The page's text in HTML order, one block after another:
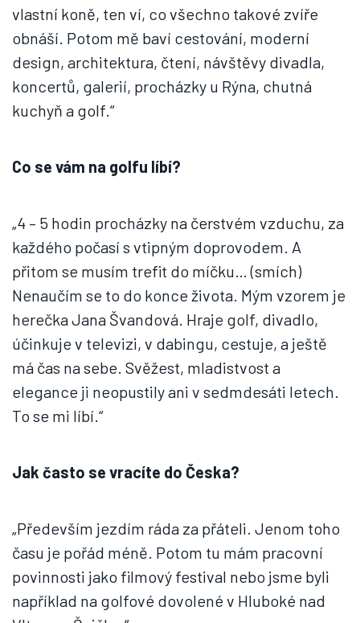
vlastní koně, ten ví, co všechno takové zvíře
obnáší. Potom mě baví cestování, moderní
design, architektura, čtení, návštěvy divadla,
koncertů, galerií, procházky u Rýna, chutná
kuchyň a golf.“
Co se vám na golfu líbí?
„4 – 5 hodin procházky na čerstvém vzduchu, za
každého počasí s vtipným doprovodem. A
přitom se musím trefit do míčku… (smích)
Nenaučím se to do konce života. Mým vzorem je
herečka Jana Švandová. Hraje golf, divadlo,
účinkuje v televizi, v dabingu, cestuje, a ještě
má čas na sebe. Svěžest, mladistvost a
elegance ji neopustily ani v sedmdesáti letech.
To se mi líbí.“
Jak často se vracíte do Česka?
„Především jezdím ráda za přáteli. Jenom toho
času je pořád méně. Potom tu mám pracovní
povinnosti jako filmový festival nebo jsme byli
například na golfové dovolené v Hluboké nad